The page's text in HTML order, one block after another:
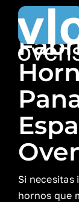
Saltar
contenido
Si necesitas
hornos que